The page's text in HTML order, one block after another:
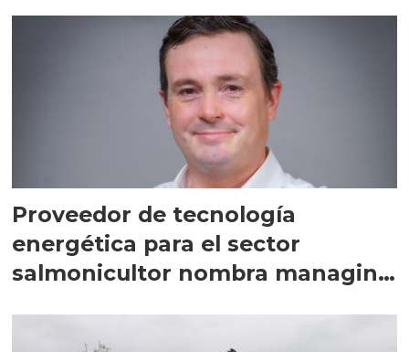
Proveedor de tecnología
energética para el sector
salmonicultor nombra managing